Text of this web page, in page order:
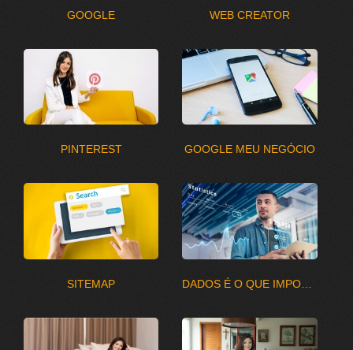
GOOGLE WEB CREATOR
PINTEREST GOOGLE MEU NEGÓCIO
SITEMAP